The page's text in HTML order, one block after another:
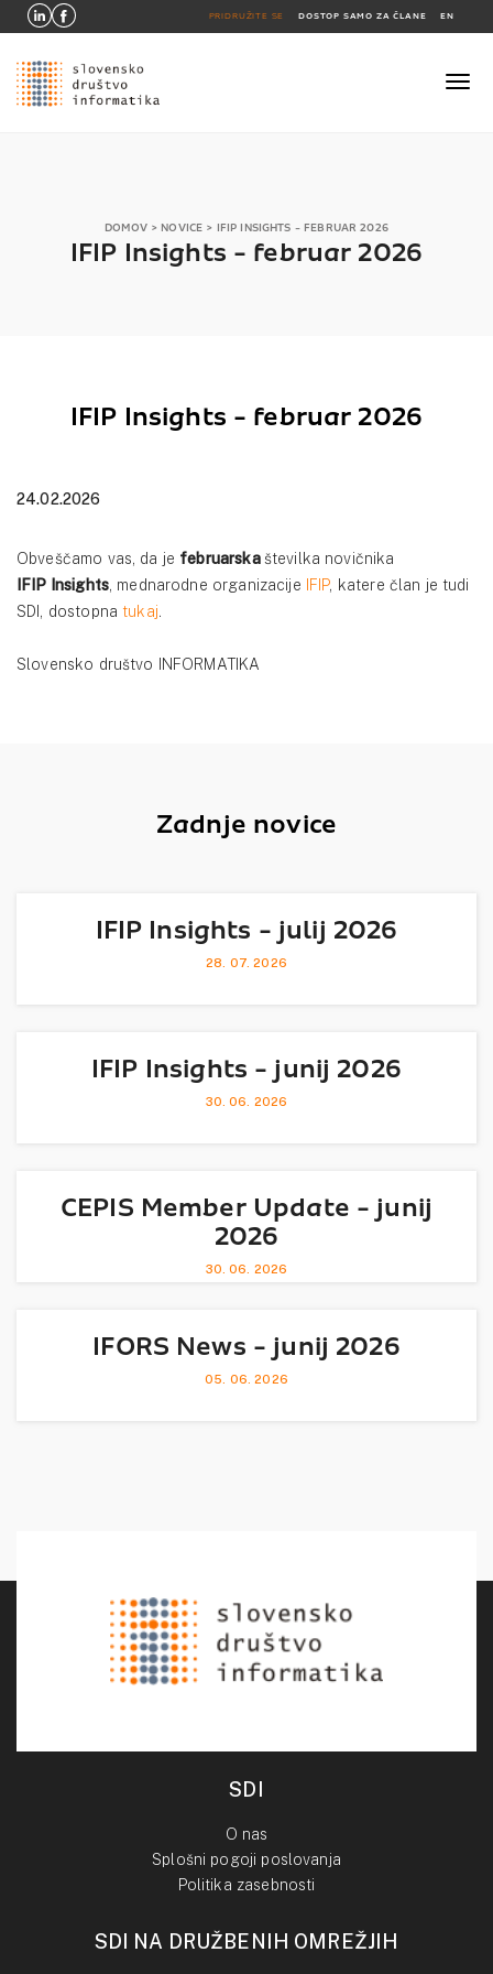
PRIDRUŽITE SE DOSTOP SAMO ZA ČLANE EN
DOMOV> NOVICE > IFIP INSIGHTS - FEBRUAR 2026
IFIP Insights - februar 2026
IFIP Insights - februar 2026
24.02.2026
Obveščamo vas, da je februarskaštevilka novičnika
IFIP Insights, mednarodne organizacije IFIP, katere član je tudi
SDI, dostopna tukaj.
Slovensko društvo INFORMATIKA
Zadnje novice
IFIP Insights - julij 2026
28. 07. 2026
IFIP Insights - junij 2026
30. 06. 2026
CEPIS Member Update - junij
2026
30. 06. 2026
IFORS News - junij 2026
05. 06. 2026
SDI
O nas
Splošni pogoji poslovanja
Politika zasebnosti
SDI NA DRUŽBENIH OMREŽJIH